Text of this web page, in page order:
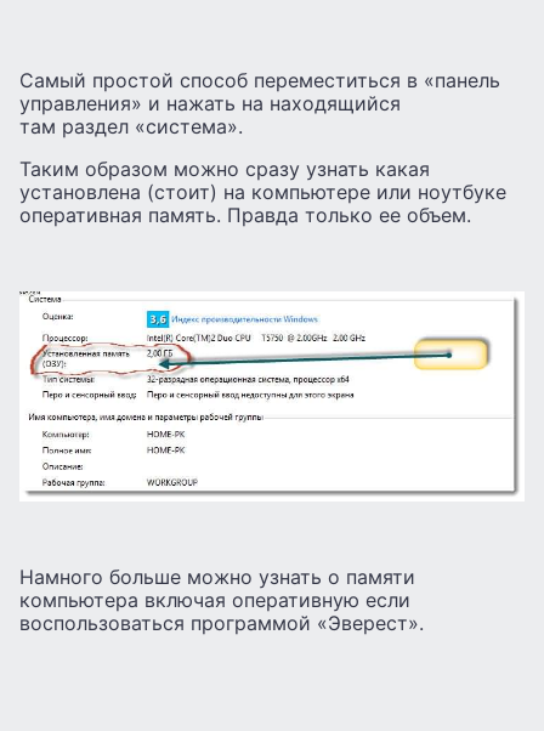
Самый простой способ переместиться в «панель
управления» и нажать на находящийся
там раздел «система».
Таким образом можно сразу узнать какая
установлена (стоит) на компьютере или ноутбуке
оперативная память. Правда только ее объем.
Намного больше можно узнать о памяти
компьютера включая оперативную если
воспользоваться программой «Эверест».